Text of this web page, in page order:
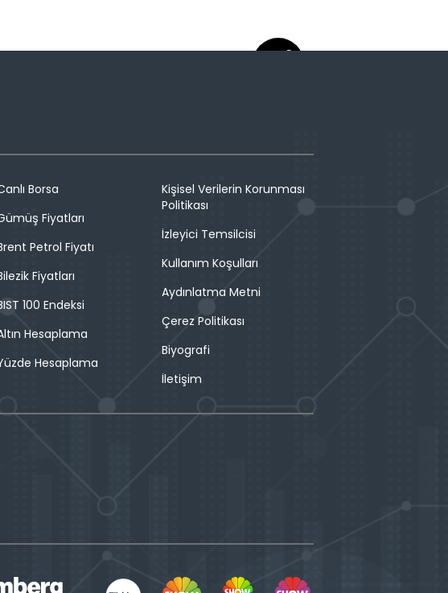
Borsa
Fiyatları
Petrol Fiyatı
Fiyatları
100 Endeksi
Hesaplama
Hesaplama
Kişisel Verilerin Korunması
Politikası
İzleyici Temsilcisi
Kullanım Koşulları
Aydınlatma Metni
Çerez Politikası
Biyografi
İletişim